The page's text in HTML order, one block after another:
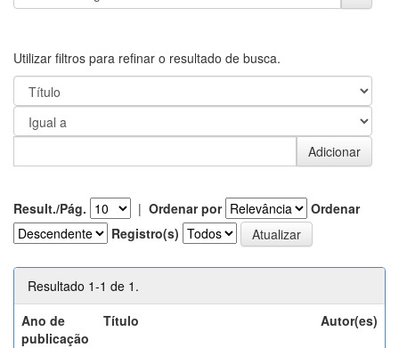
Utilizar filtros para refinar o resultado de busca.
Result./Pág. | Ordenar por
Ordenar
Registro(s)
Resultado 1-1 de 1.
Ano de
publicação
Título Autor(es)